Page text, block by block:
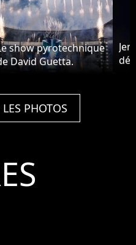
show pyrotechnique
David Guetta.
PHOTOS